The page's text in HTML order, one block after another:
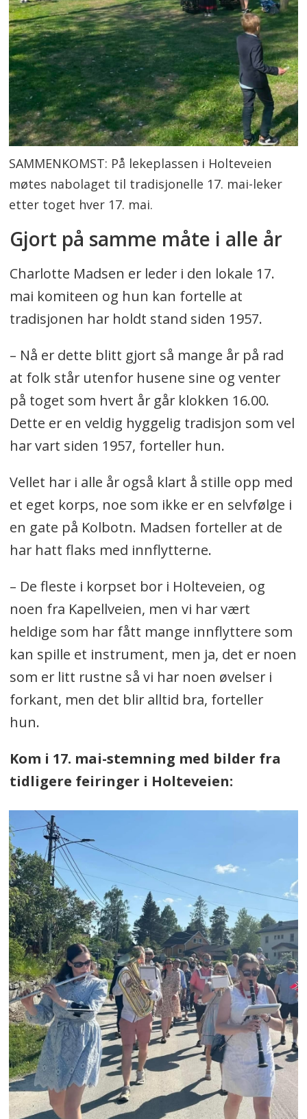
SAMMENKOMST: På lekeplassen i Holteveien
møtes nabolaget til tradisjonelle 17. mai-leker
etter toget hver 17. mai.
Gjort på samme måte i alle år
Charlotte Madsen er leder i den lokale 17.
mai komiteen og hun kan fortelle at
tradisjonen har holdt stand siden 1957.
– Nå er dette blitt gjort så mange år på rad
at folk står utenfor husene sine og venter
på toget som hvert år går klokken 16.00.
Dette er en veldig hyggelig tradisjon som vel
har vart siden 1957, forteller hun.
Vellet har i alle år også klart å stille opp med
et eget korps, noe som ikke er en selvfølge i
en gate på Kolbotn. Madsen forteller at de
har hatt flaks med innflytterne.
– De fleste i korpset bor i Holteveien, og
noen fra Kapellveien, men vi har vært
heldige som har fått mange innflyttere som
kan spille et instrument, men ja, det er noen
som er litt rustne så vi har noen øvelser i
forkant, men det blir alltid bra, forteller
hun.
Kom i 17. mai-stemning med bilder fra
tidligere feiringer i Holteveien: